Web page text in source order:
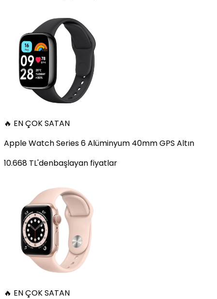
🔥 EN ÇOK SATAN
Apple Watch Series 6 Alüminyum 40mm GPS Altın
10.668 TL'denbaşlayan fiyatlar
🔥 EN ÇOK SATAN